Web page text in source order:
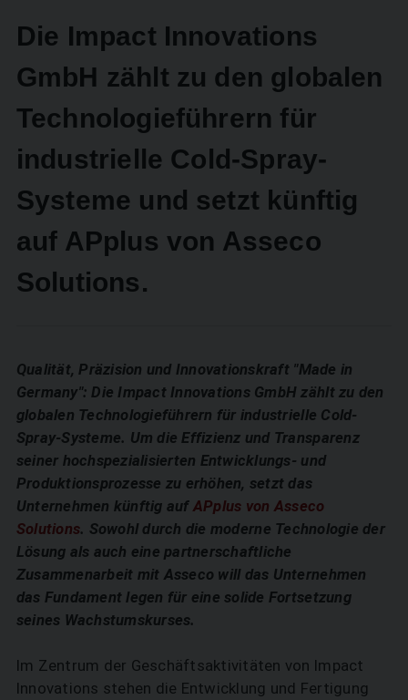
Die Impact Innovations
GmbH zählt zu den globalen
Technologieführern für
industrielle Cold-Spray-
Systeme und setzt künftig
auf APplus von Asseco
Solutions.
Qualität, Präzision und Innovationskraft "Made in
Germany": Die Impact Innovations GmbH zählt zu den
globalen Technologieführern für industrielle Cold-
Spray-Systeme. Um die Effizienz und Transparenz
seiner hochspezialisierten Entwicklungs- und
Produktionsprozesse zu erhöhen, setzt das
Unternehmen künftig auf APplus von Asseco
Solutions. Sowohl durch die moderne Technologie der
Lösung als auch eine partnerschaftliche
Zusammenarbeit mit Asseco will das Unternehmen
das Fundament legen für eine solide Fortsetzung
seines Wachstumskurses.
Im Zentrum der Geschäftsaktivitäten von Impact
Innovations stehen die Entwicklung und Fertigung